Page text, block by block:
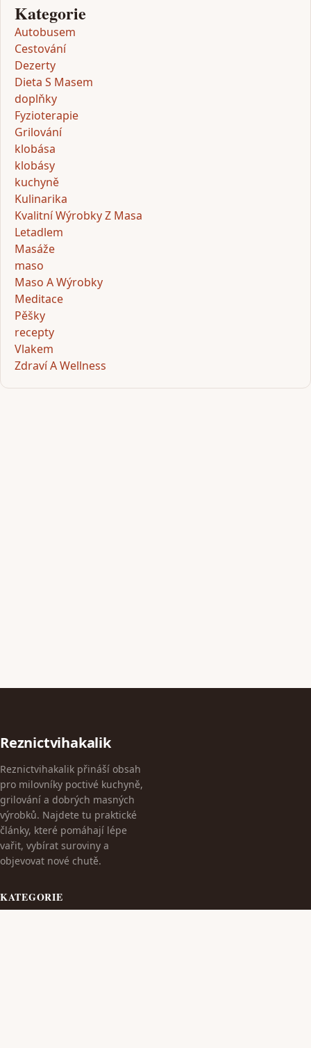
Kategorie
Autobusem
Cestování
Dezerty
Dieta S Masem
doplňky
Fyzioterapie
Grilování
klobása
klobásy
kuchyně
Kulinarika
Kvalitní Wýrobky Z Masa
Letadlem
Masáže
maso
Maso A Wýrobky
Meditace
Pěšky
recepty
Vlakem
Zdraví A Wellness
Reznictvihakalik
Reznictvihakalik přináší obsah
pro milovníky poctivé kuchyně,
grilování a dobrých masných
výrobků. Najdete tu praktické
články, které pomáhají lépe
vařit, vybírat suroviny a
objevovat nové chutě.
KATEGORIE